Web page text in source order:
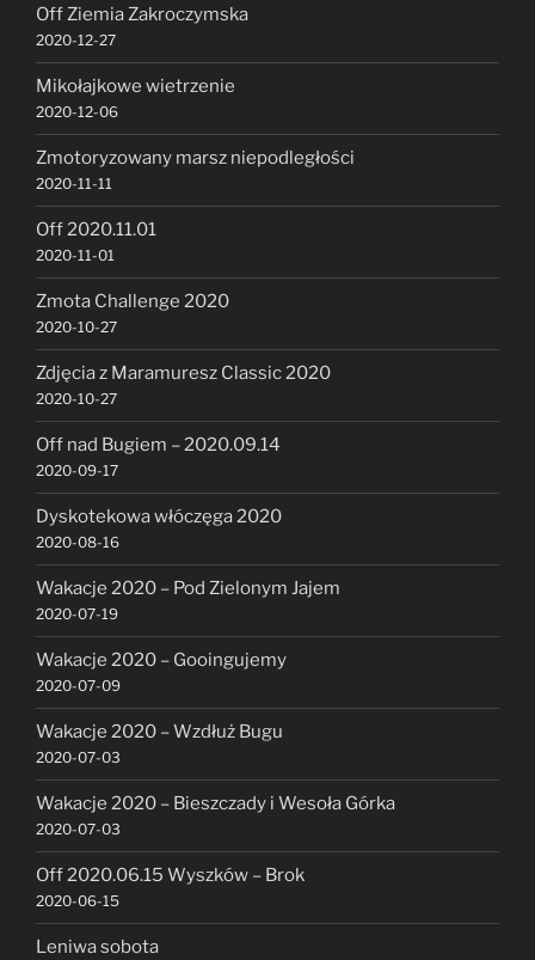
Off Ziemia Zakroczymska
2020-12-27
Mikołajkowe wietrzenie
2020-12-06
Zmotoryzowany marsz niepodległości
2020-11-11
Off 2020.11.01
2020-11-01
Zmota Challenge 2020
2020-10-27
Zdjęcia z Maramuresz Classic 2020
2020-10-27
Off nad Bugiem – 2020.09.14
2020-09-17
Dyskotekowa włóczęga 2020
2020-08-16
Wakacje 2020 – Pod Zielonym Jajem
2020-07-19
Wakacje 2020 – Gooingujemy
2020-07-09
Wakacje 2020 – Wzdłuż Bugu
2020-07-03
Wakacje 2020 – Bieszczady i Wesoła Górka
2020-07-03
Off 2020.06.15 Wyszków – Brok
2020-06-15
Leniwa sobota